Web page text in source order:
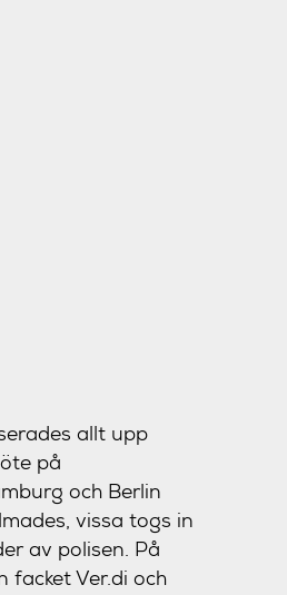
allt upp
på
och Berlin
vissa togs in
av polisen. På
facket Ver.di och